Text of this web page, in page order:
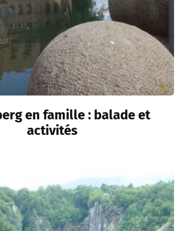
en famille : balade et
activités